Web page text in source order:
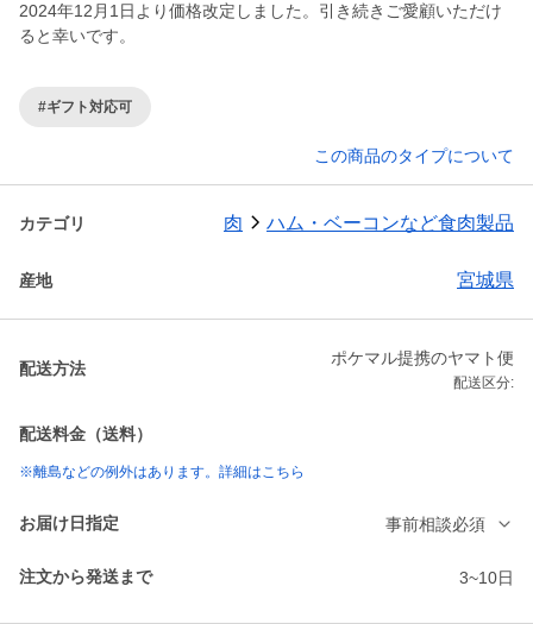
2024年12月1日より価格改定しました。引き続きご愛顧いただけ
ると幸いです。
#ギフト対応可
この商品のタイプについて
カテゴリ 肉 ハム・ベーコンなど食肉製品
産地 宮城県
配送方法
ポケマル提携のヤマト便
配送区分:
配送料金（送料）
※離島などの例外はあります。詳細はこちら
お届け日指定 事前相談必須
注文から発送まで 3~10日